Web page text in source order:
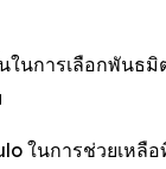
นการเลือกพันธมิ
ในการช่วยเหลื